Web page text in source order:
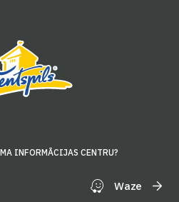
INFORMĀCIJAS CENTRU?
Waze